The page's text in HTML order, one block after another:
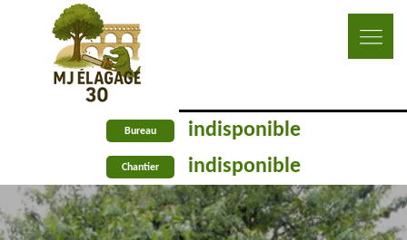
Bureau indisponible
Chantier indisponible